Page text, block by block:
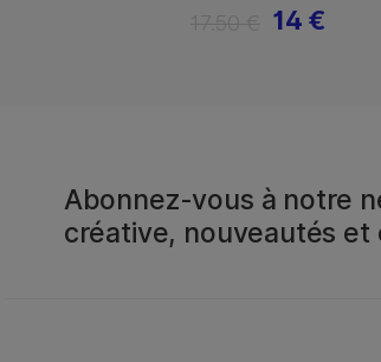
14 €
Abonnez-vous à notre
créative, nouveautés et